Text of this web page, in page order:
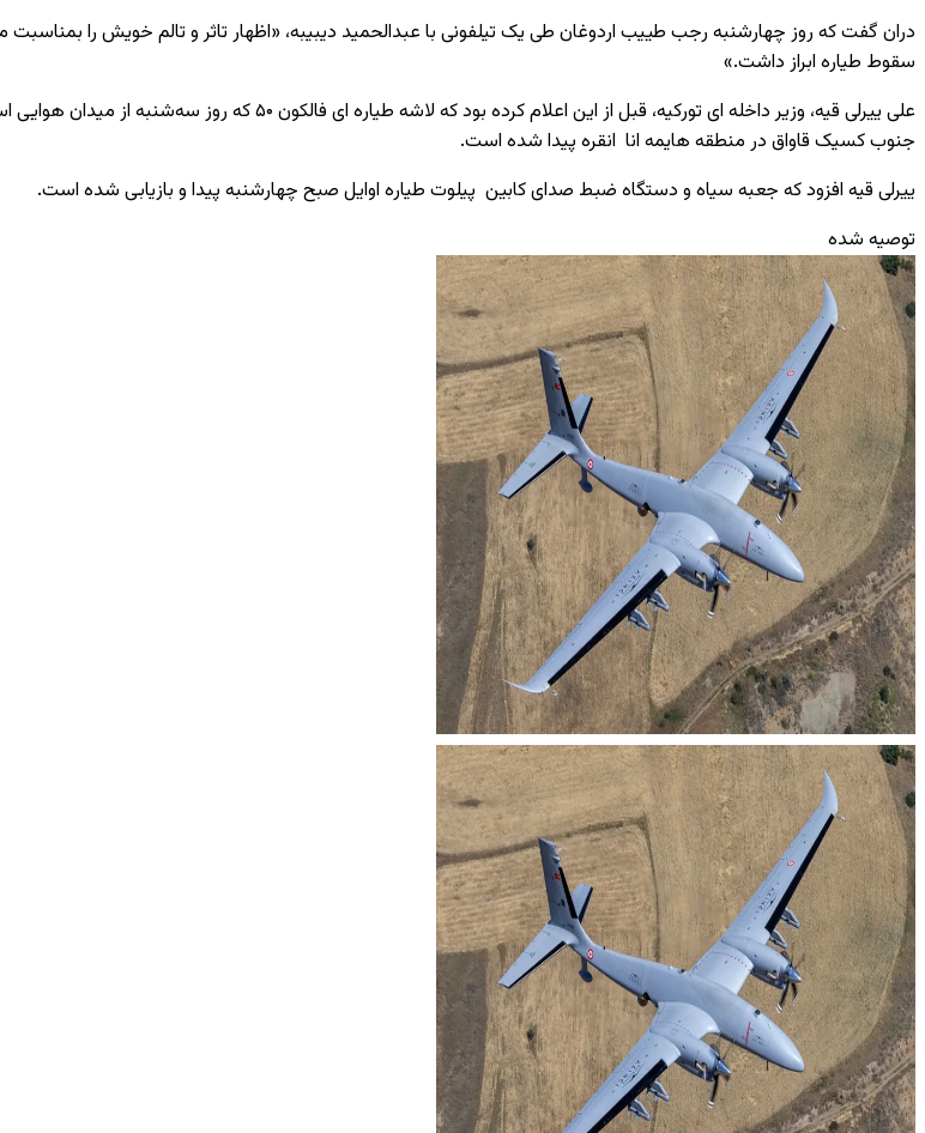
دران گفت که روز چهارشنبه رجب طییب اردوغان طی یک تیلفونی با عبدالحمید دیبیبه، «اظهار تاثر و تالم خویش را
سقوط طیاره ابراز داشت.»
جنوب کسیک قاواق در منطقه هایمه انا انقره پیدا شده است.
ییرلی قیه افزود که جعبه سیاه و دستگاه ضبط صدای کابین پیلوت طیاره اوایل صبح چهارشنبه پیدا و بازیابی شده است.
توصیه شده